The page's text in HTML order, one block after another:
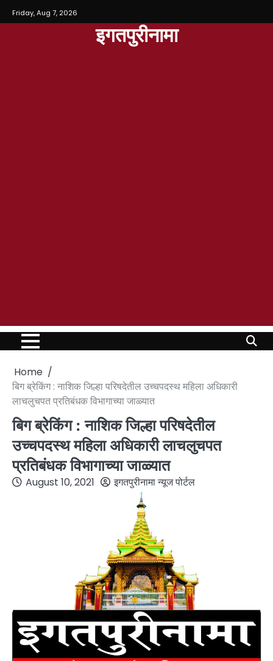
Friday, Aug 7, 2026
इगतपुरीनामा
Home
बिग ब्रेकिंग : नाशिक जिल्हा परिषदेतील उच्चपदस्थ महिला अधिकारी
लाचलुचपत प्रतिबंधक विभागाच्या जाळ्यात
बिग ब्रेकिंग : नाशिक जिल्हा परिषदेतील
उच्चपदस्थ महिला अधिकारी लाचलुचपत
प्रतिबंधक विभागाच्या जाळ्यात
August 10, 2021 इगतपुरीनामा न्यूज पोर्टल